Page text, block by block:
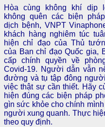
Hòa cùng không khí dịp
không quên các biện
dịch bệnh, VNPT
khách hàng nghiêm túc
hiện chỉ đạo của Thủ
của Ban chỉ đạo Quốc gia,
cấp chính quyền về
Covid-19. Người dẫn vẫn
đường và tụ tập đông
việc thật sự cần thiết. Hãy
hiện đúng các biện pháp
gìn sức khỏe cho chính
người xung quanh. Thực
theo quy định.